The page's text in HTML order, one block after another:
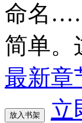
命名
简单。
最新章
放入书架 立